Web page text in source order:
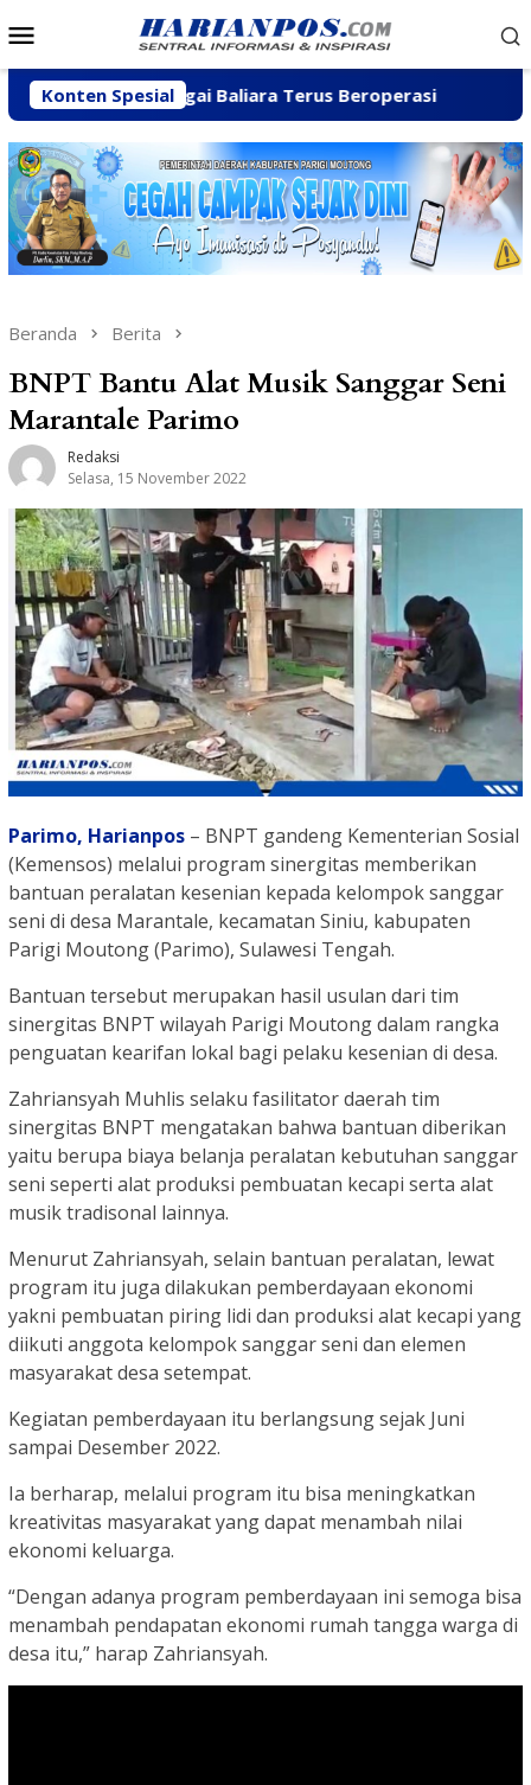
ke
Mobile
Konten Spesial
C di Sungai Baliara Terus Beroperasi Arpan Sahar
Beranda Berita
BNPT Bantu Alat Musik Sanggar Seni
Marantale Parimo
Redaksi
Selasa, 15 November 2022
Parimo, Harianpos – BNPT gandeng Kementerian Sosial
(Kemensos) melalui program sinergitas memberikan
bantuan peralatan kesenian kepada kelompok sanggar
seni di desa Marantale, kecamatan Siniu, kabupaten
Parigi Moutong (Parimo), Sulawesi Tengah.
Bantuan tersebut merupakan hasil usulan dari tim
sinergitas BNPT wilayah Parigi Moutong dalam rangka
penguatan kearifan lokal bagi pelaku kesenian di desa.
Zahriansyah Muhlis selaku fasilitator daerah tim
sinergitas BNPT mengatakan bahwa bantuan diberikan
yaitu berupa biaya belanja peralatan kebutuhan sanggar
seni seperti alat produksi pembuatan kecapi serta alat
musik tradisonal lainnya.
Menurut Zahriansyah, selain bantuan peralatan, lewat
program itu juga dilakukan pemberdayaan ekonomi
yakni pembuatan piring lidi dan produksi alat kecapi yang
diikuti anggota kelompok sanggar seni dan elemen
masyarakat desa setempat.
Kegiatan pemberdayaan itu berlangsung sejak Juni
sampai Desember 2022.
Ia berharap, melalui program itu bisa meningkatkan
kreativitas masyarakat yang dapat menambah nilai
ekonomi keluarga.
“Dengan adanya program pemberdayaan ini semoga bisa
menambah pendapatan ekonomi rumah tangga warga di
desa itu,” harap Zahriansyah.